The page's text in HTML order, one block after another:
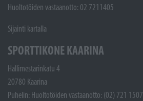
Huoltotöiden vastaanotto: 02 7211405
Sijainti kartalla
SPORTTIKONE KAARINA
Hallimestarinkatu 4
20780 Kaarina
Puhelin: Huoltotöiden vastaanotto: (02) 721 1507